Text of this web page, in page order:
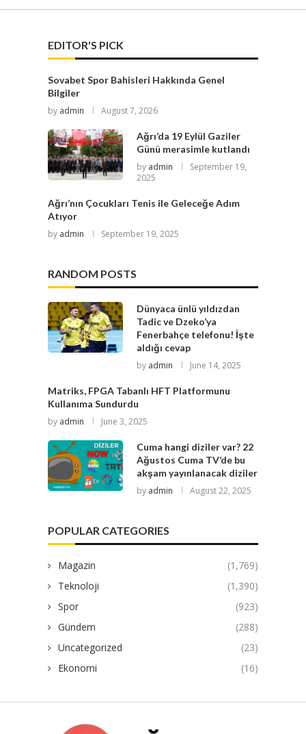
EDITOR'S PICK
Sovabet Spor Bahisleri Hakkında Genel
Bilgiler
by admin August 7, 2026
Ağrı’da 19 Eylül Gaziler
Günü merasimle kutlandı
by admin
September 19,
2025
Ağrı’nın Çocukları Tenis ile Geleceğe Adım
Atıyor
by admin September 19, 2025
RANDOM POSTS
Dünyaca ünlü yıldızdan
Tadic ve Dzeko’ya
Fenerbahçe telefonu! İşte
aldığı cevap
by admin June 14, 2025
Matriks, FPGA Tabanlı HFT Platformunu
Kullanıma Sundurdu
by admin June 3, 2025
Cuma hangi diziler var? 22
Ağustos Cuma TV’de bu
akşam yayınlanacak diziler
by admin August 22, 2025
POPULAR CATEGORIES
Magazin
(1,769)
Teknoloji
(1,390)
Spor
(923)
Gündem
(288)
Uncategorized
(23)
Ekonomi
(16)